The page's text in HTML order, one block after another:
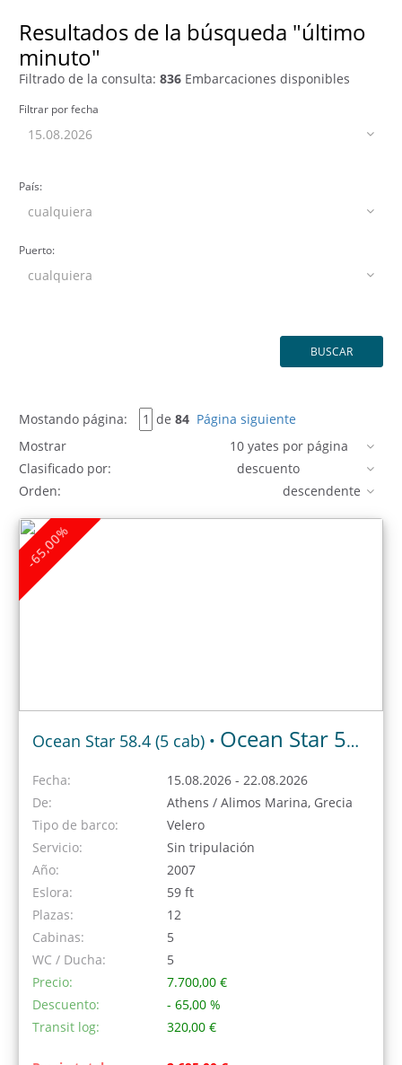
Resultados de la búsqueda "último
minuto"
Filtrado de la consulta: 836 Embarcaciones disponibles
Filtrar por fecha
País:
Puerto:
Mostando página: de 84 Página siguiente
Mostrar
Clasificado por:
Orden:
-65,00%
Ocean Star 58.4 (5 cab) • Ocean Star 58.4 2007
Fecha:
15.08.2026 - 22.08.2026
De:
Athens / Alimos Marina, Grecia
Tipo de barco:
Velero
Servicio:
Sin tripulación
Año:
2007
Eslora:
59 ft
Plazas:
12
Cabinas:
5
WC / Ducha:
5
Precio:
7.700,00 €
Descuento:
- 65,00 %
Transit log:
320,00 €